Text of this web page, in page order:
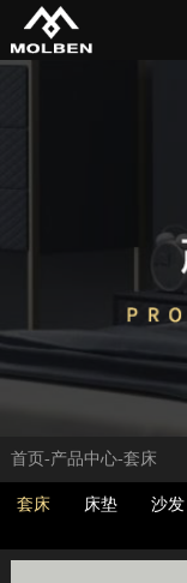
首页-产品中心-套床
套床 床垫 沙发